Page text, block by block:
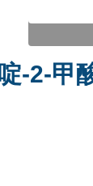
-2-甲